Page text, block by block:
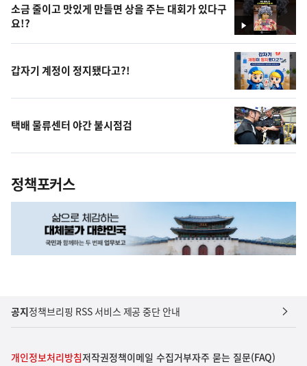
영
상
소금 줄이고 맛있게 만들면 상을 주는 대회가 있다구
요!?
갑자기 계정이 정지됐다고?!
택배 물류센터 야간 불시점검
정책포커스
공지정책브리핑 RSS 서비스 제공 중단 안내
개인정보처리방침저작권정책이메일 수집거부자주 묻는 질문(FAQ)